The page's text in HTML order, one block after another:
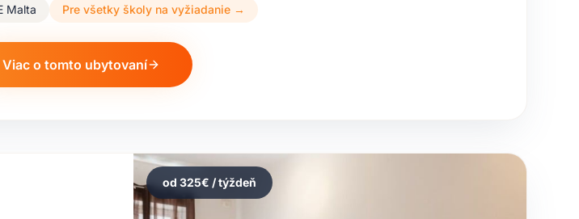
Malta
Pre všetky školy na vyžiadanie →
Viac o tomto ubytovaní
od325€ / týždeň